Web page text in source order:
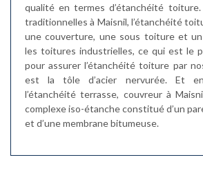
qualité en termes d’étanchéité
traditionnelles à Maisnil, l’étanchéité
une couverture, une sous toiture et un
les toitures industrielles, ce qui est le
pour assurer l’étanchéité toiture par
est la tôle d’acier nervurée. Et
l’étanchéité terrasse, couvreur à
complexe iso-étanche constitué d’un
et d’une membrane bitumeuse.